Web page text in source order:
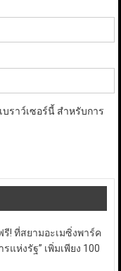
ราว์เซอร์นี้ สำหรับการ
รี! ที่สยามอะเมซิ่งพาร์ค
แห่งรัฐ” เพิ่มเพียง 100